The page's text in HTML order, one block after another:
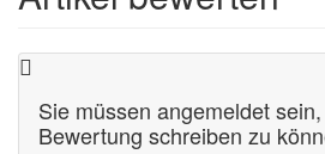
Sie müssen angemeldet
Bewertung schreiben zu